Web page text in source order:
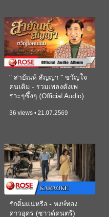
" สายัณห์ สัญญา " ขวัญใจ
คนเดิม - รวมเพลงดังเพ
ราะๆซึ้งๆ (Official Audio)
36 views • 21.07.2569
รักติ๋มแน่หรือ - หงษ์ทอง
ดาวอุดร (ซาวด์ดนตรี)